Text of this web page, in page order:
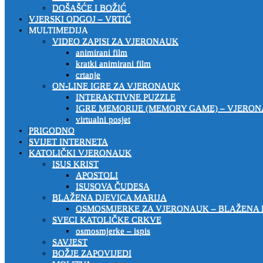
DOŠAŠĆE I BOŽIĆ
VJERSKI ODGOJ – VRTIĆ
MULTIMEDIJA
VIDEO ZAPISI ZA VJERONAUK
animirani film
kratki animirani film
crtanje
ON-LINE IGRE ZA VJERONAUK
INTERAKTIVNE PUZZLE
IGRE MEMORIJE (MEMORY GAME) –
virtualni posjet
PRIGODNO
SVIJET INTERNETA
KATOLIČKI VJERONAUK
ISUS KRIST
APOSTOLI
ISUSOVA ČUDESA
BLAŽENA DJEVICA MARIJA
OSMOSMJERKE ZA VJERONAUK – BLAŽENA
SVECI KATOLIČKE CRKVE
osmosmjerke – ispis
SAVJEST
BOŽJE ZAPOVIJEDI